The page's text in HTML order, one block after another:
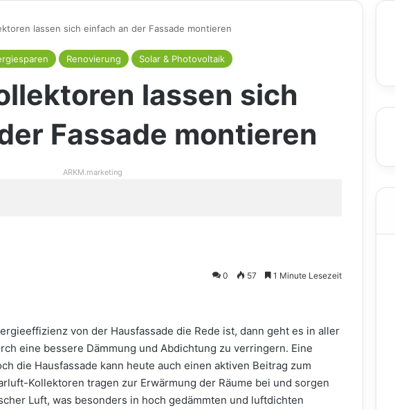
lassen sich einfach an der Fassade montieren
Renovierung Solar & Photovoltaik
lassen sich
Fassade montieren
ARKM.marketing
0 57 1 Minute Lesezeit
von der Hausfassade die Rede ist, dann geht es in aller
eine bessere Dämmung und Abdichtung zu verringern. Eine
die Hausfassade kann heute auch einen aktiven Beitrag zum
Kollektoren tragen zur Erwärmung der Räume bei und sorgen
Luft, was besonders in hoch gedämmten und luftdichten